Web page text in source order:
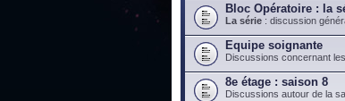
Bloc Opératoire : la
La série : discussion
Equipe soignante
Discussions concernant les
8e étage : saison 8
Discussions autour de la